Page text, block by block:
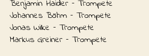
Benjamin Haider – Trompete
Johannes Böhm – Trompete
Jonas Wilke – Trompete
Markus Greiner – Trompete